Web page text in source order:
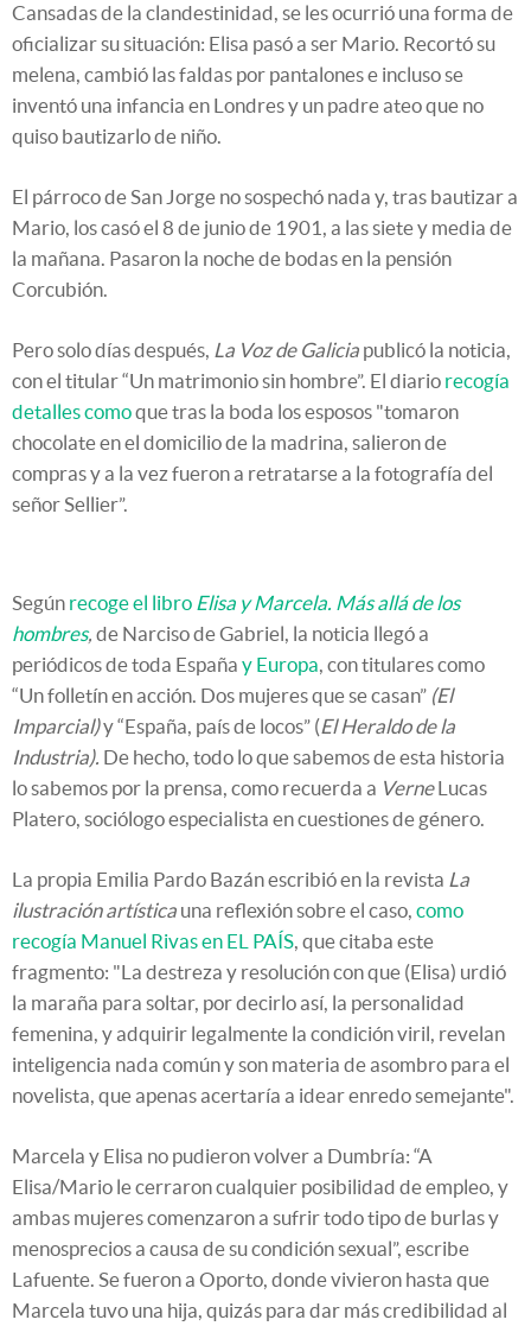
Cansadas de la clandestinidad, se les ocurrió una forma de
oficializar su situación: Elisa pasó a ser Mario. Recortó su
melena, cambió las faldas por pantalones e incluso se
inventó una infancia en Londres y un padre ateo que no
quiso bautizarlo de niño.
El párroco de San Jorge no sospechó nada y, tras bautizar a
Mario, los casó el 8 de junio de 1901, a las siete y media de
la mañana. Pasaron la noche de bodas en la pensión
Corcubión.
Pero solo días después, La Voz de Galicia publicó la noticia,
con el titular “Un matrimonio sin hombre”. El diario recogía
detalles comoque tras la boda los esposos "tomaron
chocolate en el domicilio de la madrina, salieron de
compras y a la vez fueron a retratarse a la fotografía del
señor Sellier”.
Según recoge el libro Elisa y Marcela. Más allá de los
hombres, de Narciso de Gabriel, la noticia llegó a
periódicos de toda España y Europa, con titulares como
“Un folletín en acción. Dos mujeres que se casan” (El
Imparcial)y “España, país de locos” (El Heraldo de la
Industria). De hecho, todo lo que sabemos de esta historia
lo sabemos por la prensa, como recuerda a VerneLucas
Platero, sociólogo especialista en cuestiones de género.
La propia Emilia Pardo Bazán escribió en la revista La
ilustración artística una reflexión sobre el caso, como
recogía Manuel Rivas en EL PAÍS, que citaba este
fragmento: "La destreza y resolución con que (Elisa) urdió
la maraña para soltar, por decirlo así, la personalidad
femenina, y adquirir legalmente la condición viril, revelan
inteligencia nada común y son materia de asombro para el
novelista, que apenas acertaría a idear enredo semejante".
Marcela y Elisa no pudieron volver a Dumbría: “A
Elisa/Mario le cerraron cualquier posibilidad de empleo, y
ambas mujeres comenzaron a sufrir todo tipo de burlas y
menosprecios a causa de su condición sexual”, escribe
Lafuente. Se fueron a Oporto, donde vivieron hasta que
Marcela tuvo una hija, quizás para dar más credibilidad al